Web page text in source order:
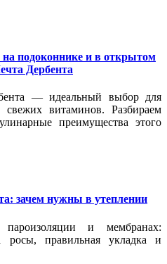
подоконнике и в открытом
Дербента
— идеальный выбор для
свежих витаминов. Разбираем
преимущества этого
зачем нужны в утеплении
и мембранах:
росы, правильная укладка и